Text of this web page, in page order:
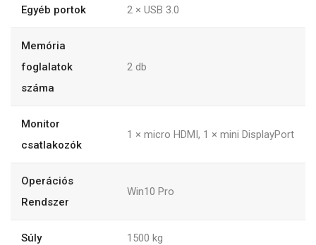
Egyéb portok 2 × USB 3.0
Memória
foglalatok
száma
2 db
Monitor
csatlakozók
1 × micro HDMI, 1 × mini DisplayPort
Operációs
Rendszer
Win10 Pro
Súly 1500 kg